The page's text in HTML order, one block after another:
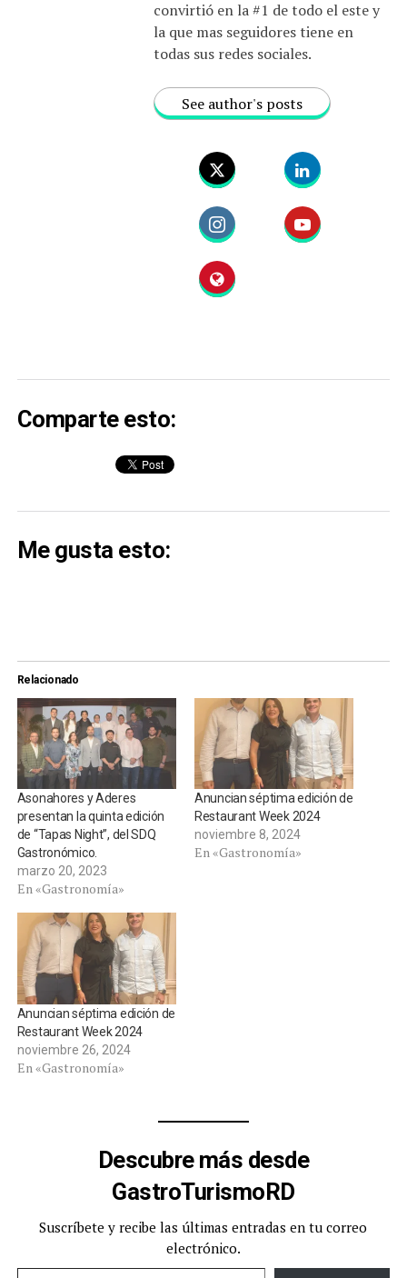
convirtió en la #1 de todo el este y
la que mas seguidores tiene en
todas sus redes sociales.
See author's posts
Comparte esto:
Me gusta esto:
Relacionado
Asonahores y Aderes
presentan la quinta edición
de “Tapas Night”, del SDQ
Gastronómico.
marzo 20, 2023
En «Gastronomía»
Anuncian séptima edición de
Restaurant Week 2024
noviembre 8, 2024
En «Gastronomía»
Anuncian séptima edición de
Restaurant Week 2024
noviembre 26, 2024
En «Gastronomía»
Descubre más desde
GastroTurismoRD
Suscríbete y recibe las últimas entradas en tu correo
electrónico.
Escribe tu correo electrónico…